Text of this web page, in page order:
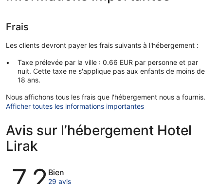
Frais
Les clients devront payer les frais suivants à l'hébergement :
Taxe prélevée par la ville : 0.66 EUR par personne et par
nuit. Cette taxe ne s'applique pas aux enfants de moins de
18 ans.
Nous affichons tous les frais que l'hébergement nous a fournis.
Afficher toutes les informations importantes
Avis sur l’hébergement Hotel
Lirak
Avis Bien
29 avis